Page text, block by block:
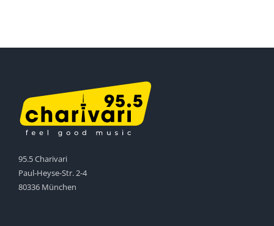
95.5 Charivari
Paul-Heyse-Str. 2-4
80336 München